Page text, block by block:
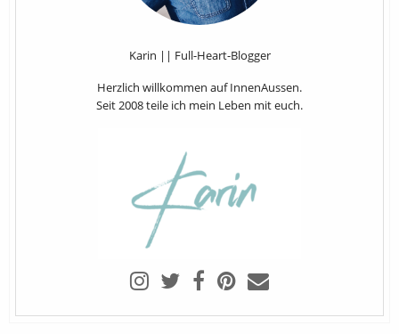
Karin || Full-Heart-Blogger
Herzlich willkommen auf InnenAussen.
Seit 2008 teile ich mein Leben mit euch.